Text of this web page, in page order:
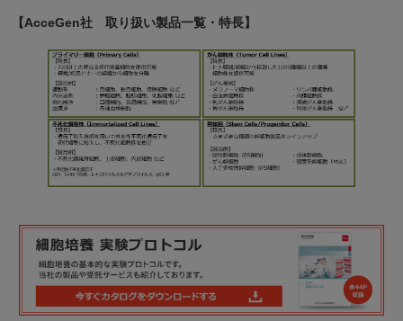
【AcceGen社 取り扱い製品一覧・特長】